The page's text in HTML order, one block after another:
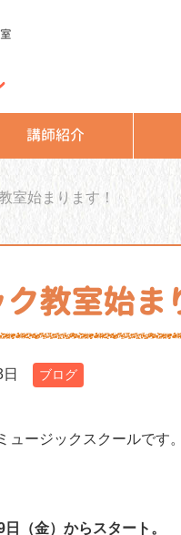
講師紹介
始まります！
教室始ま
ブログ
ージックスクールです。
（金）からスタート。